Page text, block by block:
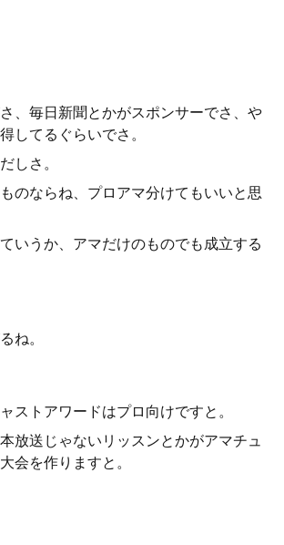
、毎日新聞とかがスポンサーでさ、や
してるぐらいでさ。
しさ。
のならね、プロアマ分けてもいいと思
いうか、アマだけのものでも成立する
ね。
ストアワードはプロ向けですと。
放送じゃないリッスンとかがアマチュ
会を作りますと。